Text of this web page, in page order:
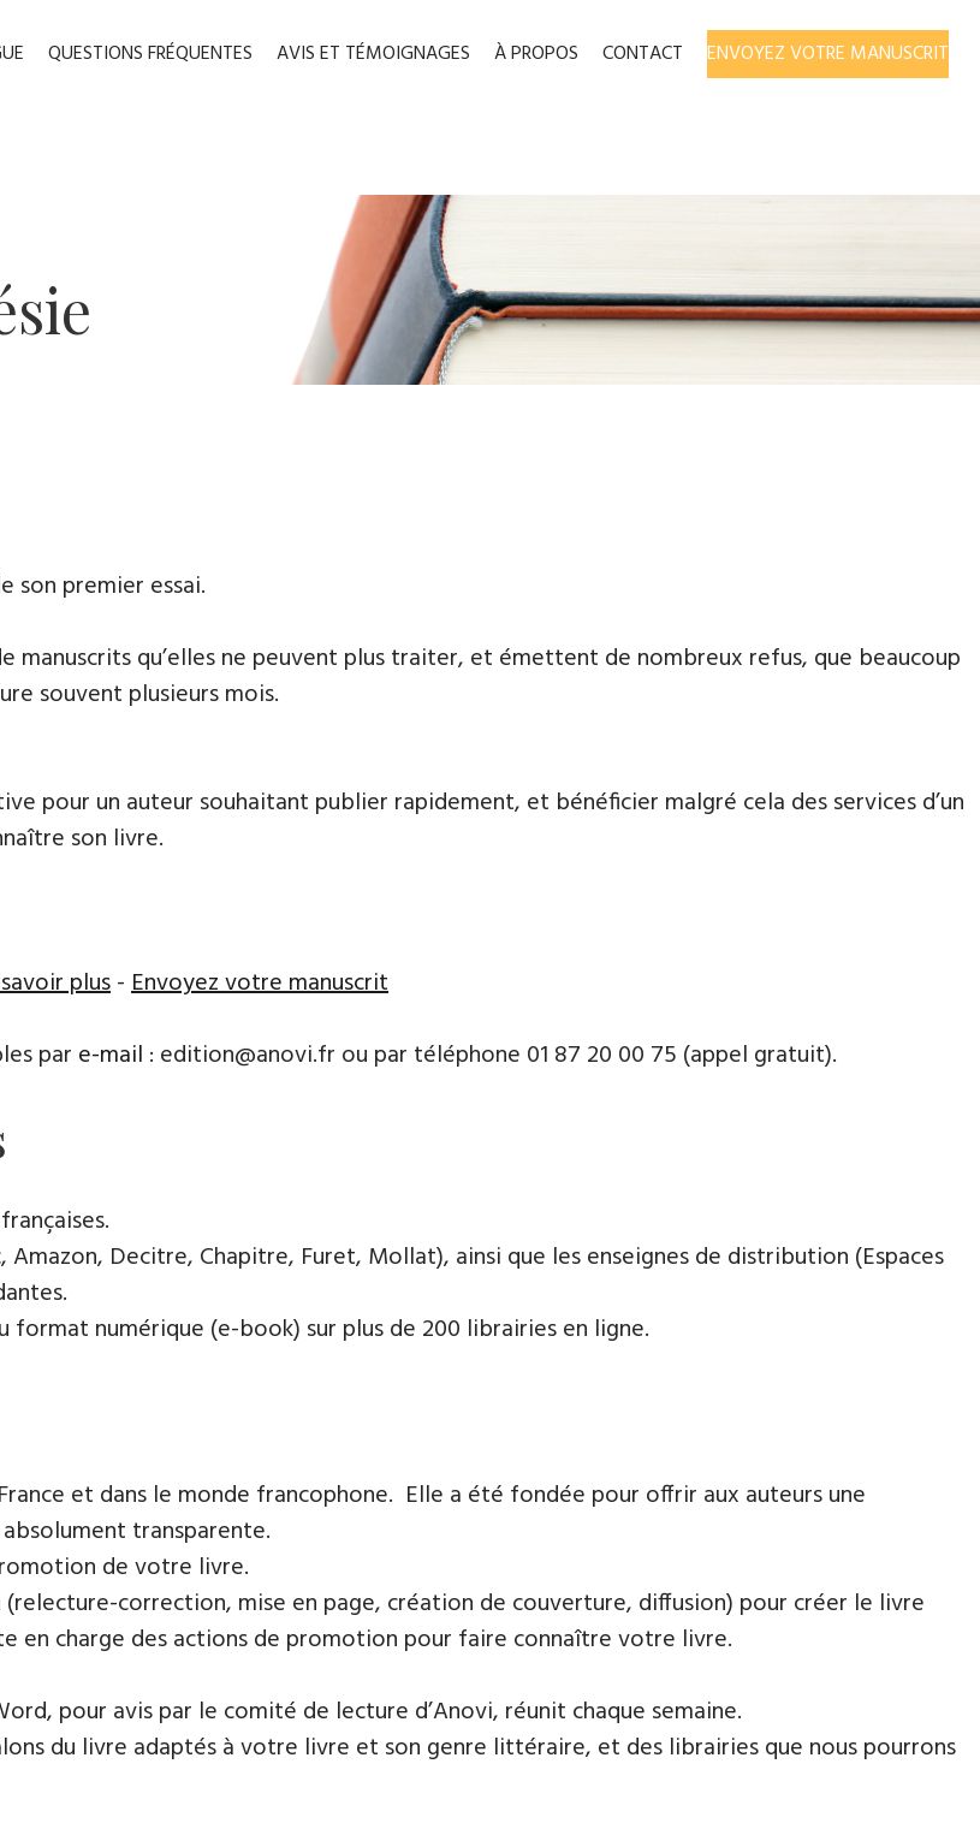
QUESTIONS FRÉQUENTES AVIS ET TÉMOIGNAGES À PROPOS CONTACT ENVOYEZ VOTRE MANUSCRIT
son premier essai.
manuscrits qu’elles ne peuvent plus traiter, et émettent de nombreux refus, que beaucoup
souvent plusieurs mois.
pour un auteur souhaitant publier rapidement, et bénéficier malgré cela des services d’un
son livre.
plus-Envoyez votre manuscrit
par e-mail : edition@anovi.fr ou par téléphone ​​0​1 87 20 00 75 (appel gratuit).
Decitre, Chapitre, Furet, Mollat), ainsi que les enseignes de distribution (Espaces
numérique (e-book) sur plus de 200 librairies en ligne.
et dans le monde francophone. Elle a été fondée pour offrir aux auteurs une
transparente.
de votre livre.
correction, mise en page, création de couverture, diffusion) pour créer le livre
en charge des actions de promotion pour faire connaître votre livre.
pour avis par le comité de lecture d’Anovi, réunit chaque semaine.
du livre adaptés à votre livre et son genre littéraire, et des librairies que nous pourrons